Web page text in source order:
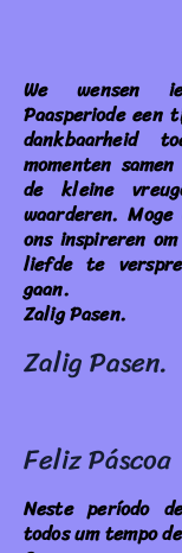
We wensen
Paasperiode een
dankbaarheid
momenten
de kleine
waarderen.
ons inspireren
liefde te
gaan.
Zalig Pasen.
Zalig Pasen.
Feliz Páscoa
Neste período
todos um tempo